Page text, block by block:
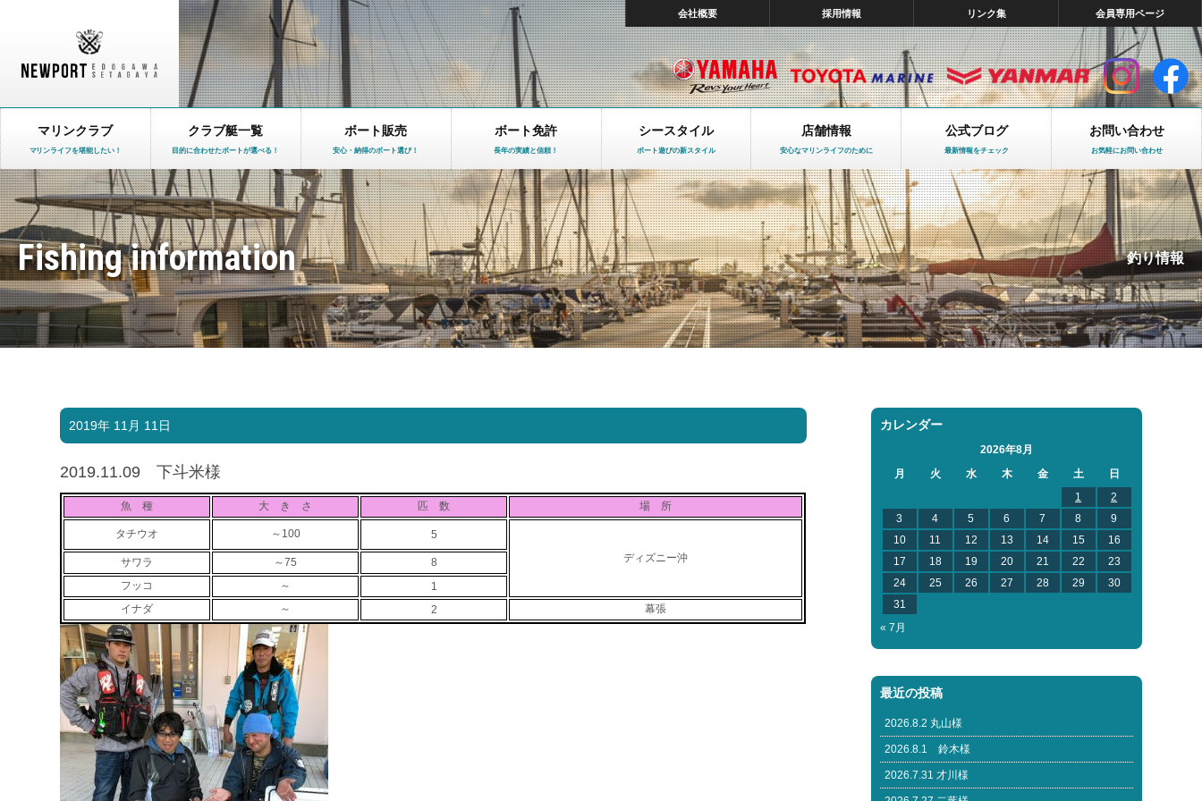
会社概要 採用情報 リンク集 会員専用ページ
マリンクラブ
マリンライフを堪能したい！
クラブ艇一覧
目的に合わせたボートが選べる！
ボート販売
安心・納得のボート選び！
ボート免許
長年の実績と信頼！
シースタイル
ボート遊びの新スタイル
店舗情報
安心なマリンライフのために
公式ブログ
最新情報をチェック
お問い合わせ
お気軽にお問い合わせ
Fishing information 釣り情報
2019年 11月 11日
2019.11.09 下斗米様
魚 種 大 き さ 匹 数 場 所
タチウオ ～100
5
ディズニー沖
サワラ ～75
8
フッコ
～
1
イナダ
～ 2 幕張
カレンダー
2026年8月
月
火 水 木 金 土
日
1
2
3
4 5 6 7 8
9
10
11 12 13 14 15
16
17
18 19 20 21 22
23
24
25 26 27 28 29
30
31
« 7月
最近の投稿
2026.8.2 丸山様
2026.8.1 鈴木様
2026.7.31 才川様